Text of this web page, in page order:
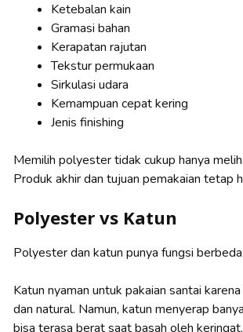
Ketebalan kain
Gramasi bahan
Kerapatan rajutan
Tekstur permukaan
Sirkulasi udara
Kemampuan cepat kering
Jenis finishing
Memilih polyester tidak cukup hanya
Produk akhir dan tujuan pemakaian tetap
Polyester vs Katun
Polyester dan katun punya fungsi berbeda.
Katun nyaman untuk pakaian santai
dan natural. Namun, katun menyerap
bisa terasa berat saat basah oleh keringat.